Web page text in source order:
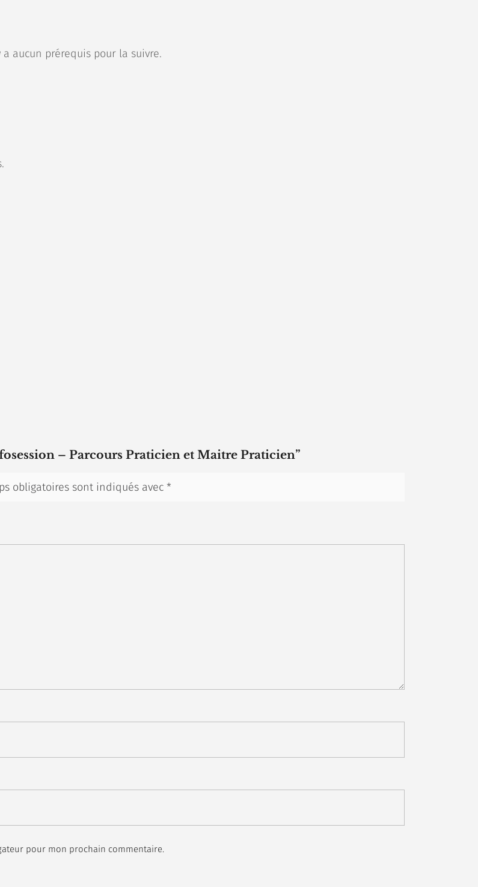
aucun prérequis pour la suivre.
– Parcours Praticien et Maitre Praticien”
obligatoires sont indiqués avec *
pour mon prochain commentaire.